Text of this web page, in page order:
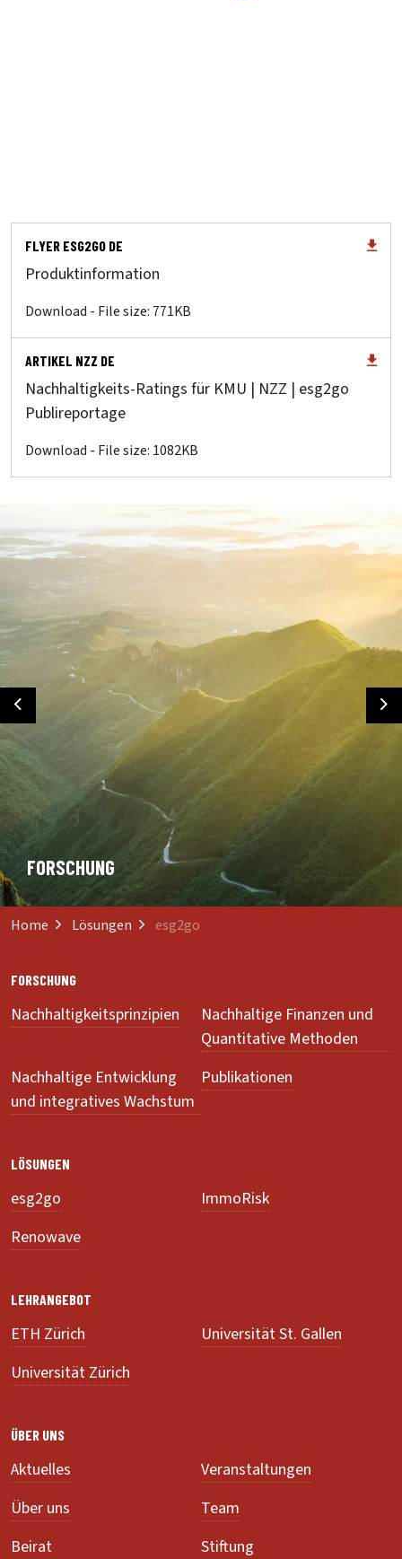
FLYER ESG2GO DE
Produktinformation
Download - File size: 771KB
ARTIKEL NZZ DE
Nachhaltigkeits-Ratings für KMU | NZZ | esg2go
Publireportage
Download - File size: 1082KB
Previous
FORSCHUNG
Home Lösungen esg2go
FORSCHUNG
Nachhaltigkeitsprinzipien
Nachhaltige Finanzen und
Quantitative Methoden
Nachhaltige Entwicklung
und integratives Wachstum
Publikationen
LÖSUNGEN
esg2go
ImmoRisk
Renowave
LEHRANGEBOT
ETH Zürich
Universität St. Gallen
Universität Zürich
ÜBER UNS
Aktuelles
Veranstaltungen
Über uns
Team
Beirat
Stiftung